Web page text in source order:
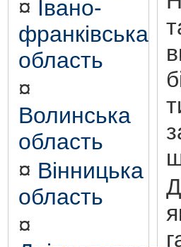
¤ Івано-
франківська
область
¤
Волинська
область
¤ Вінницька
область
¤